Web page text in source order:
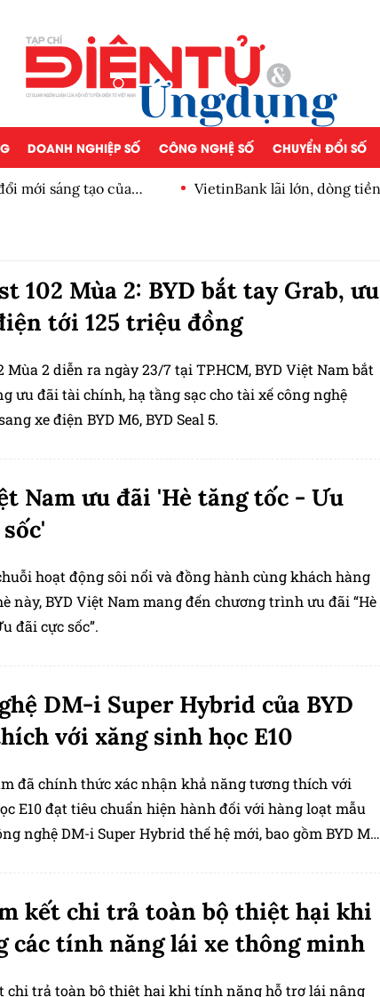
DOANH NGHIỆP SỐ CÔNG NGHỆ SỐ CHUYỂN ĐỔI SỐ
mới sáng tạo của
VietinBank lãi lớn, dòng
102 Mùa 2: BYD bắt tay Grab, ưu
tới 125 triệu đồng
Mùa 2 diễn ra ngày 23/7 tại TP.HCM, BYD Việt Nam bắt
ưu đãi tài chính, hạ tầng sạc cho tài xế công nghệ
xe điện BYD M6, BYD Seal 5.
Nam ưu đãi 'Hè tăng tốc - Ưu
hoạt động sôi nổi và đồng hành cùng khách hàng
này, BYD Việt Nam mang đến chương trình ưu đãi “Hè
đãi cực sốc”.
DM-i Super Hybrid của BYD
với xăng sinh học E10
đã chính thức xác nhận khả năng tương thích với
E10 đạt tiêu chuẩn hiện hành đối với hàng loạt mẫu
nghệ DM-i Super Hybrid thế hệ mới, bao gồm BYD M9,
kết chi trả toàn bộ thiệt hại khi
các tính năng lái xe thông minh
chi trả toàn bộ thiệt hại khi tính năng hỗ trợ lái nâng